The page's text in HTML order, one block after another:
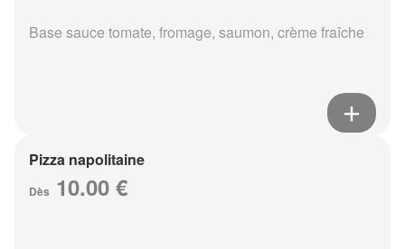
Base sauce tomate, fromage, saumon, crème fraîche
Pizza napolitaine
Dès 10.00 €